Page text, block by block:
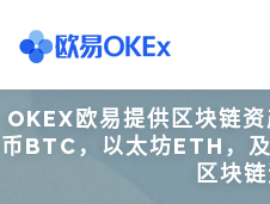
content
欧意交易所 关于欧意OKX
OKEX欧易提供区块链
币BTC，以太坊ETH，
区块链